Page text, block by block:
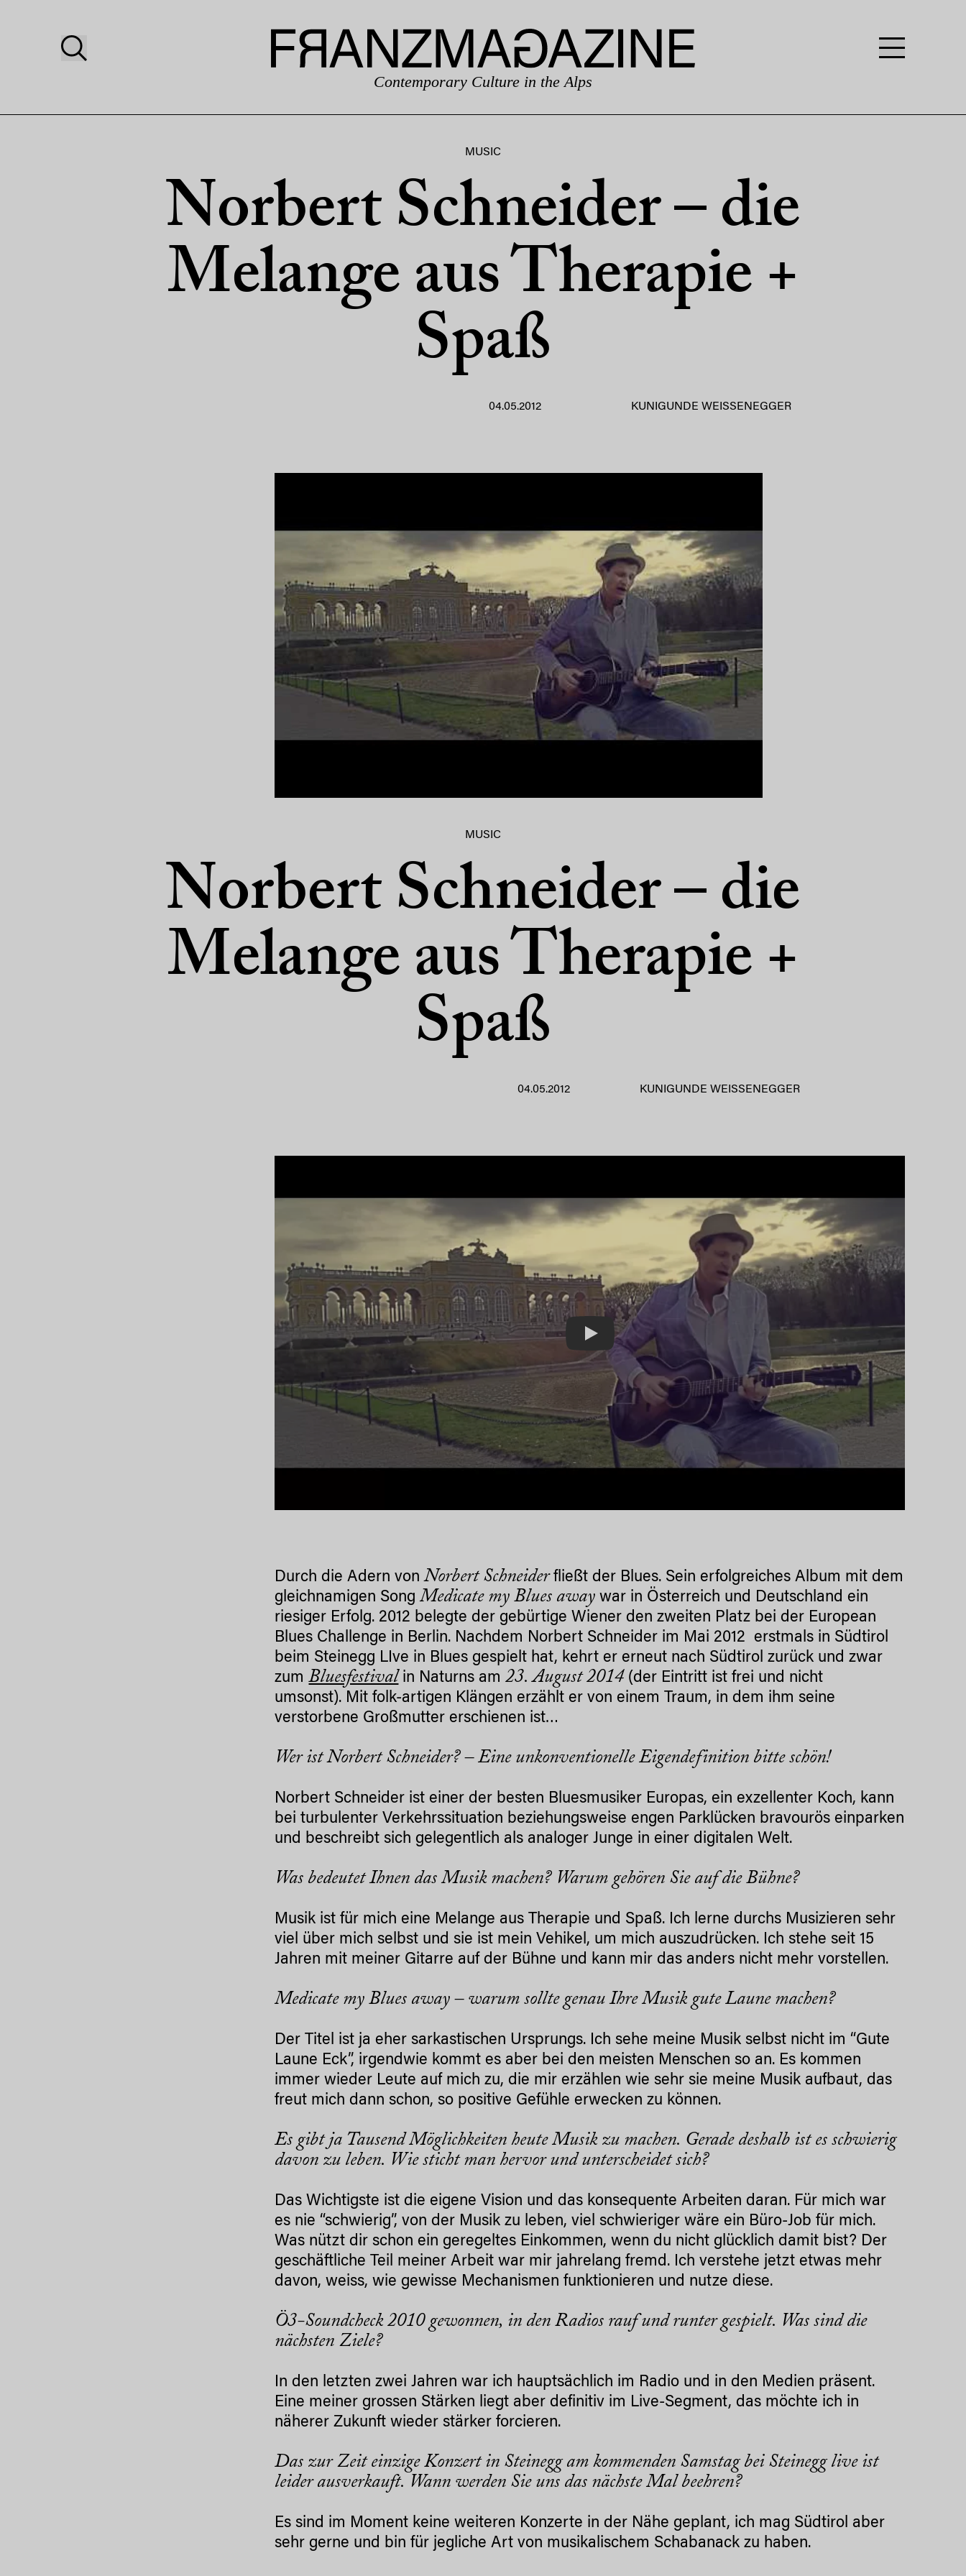
Contemporary Culture in the Alps
MUSIC
Norbert Schneider – die
Melange aus Therapie +
Spaß
04.05.2012 KUNIGUNDE WEISSENEGGER
MUSIC
Norbert Schneider – die
Melange aus Therapie +
Spaß
04.05.2012 KUNIGUNDE WEISSENEGGER
Play
Durch die Adern vonNorbert Schneiderfließt der Blues. Sein erfolgreiches Album mit dem
gleichnamigen SongMedicate my Blues away war in Österreich und Deutschland ein
riesiger Erfolg. 2012 belegte der gebürtige Wiener den zweiten Platz bei der European
Blues Challenge in Berlin. Nachdem Norbert Schneider im Mai 2012 erstmals in Südtirol
beim Steinegg LIve in Blues gespielt hat, kehrt er erneut nach Südtirol zurück und zwar
zumBluesfestival in Naturns am23. August 2014 (der Eintritt ist frei und nicht
umsonst). Mit folk-artigen Klängen erzählt er von einem Traum, in dem ihm seine
verstorbene Großmutter erschienen ist…
Wer ist Norbert Schneider? – Eine unkonventionelle Eigendefinition bitte schön!
Norbert Schneider ist einer der besten Bluesmusiker Europas, ein exzellenter Koch, kann
bei turbulenter Verkehrssituation beziehungsweise engen Parklücken bravourös einparken
und beschreibt sich gelegentlich als analoger Junge in einer digitalen Welt.
Was bedeutet Ihnen das Musik machen? Warum gehören Sie auf die Bühne?
Musik ist für mich eine Melange aus Therapie und Spaß. Ich lerne durchs Musizieren sehr
viel über mich selbst und sie ist mein Vehikel, um mich auszudrücken. Ich stehe seit 15
Jahren mit meiner Gitarre auf der Bühne und kann mir das anders nicht mehr vorstellen.
Medicate my Blues away – warum sollte genau Ihre Musik gute Laune machen?
Der Titel ist ja eher sarkastischen Ursprungs. Ich sehe meine Musik selbst nicht im “Gute
Laune Eck”, irgendwie kommt es aber bei den meisten Menschen so an. Es kommen
immer wieder Leute auf mich zu, die mir erzählen wie sehr sie meine Musik aufbaut, das
freut mich dann schon, so positive Gefühle erwecken zu können.
Es gibt ja Tausend Möglichkeiten heute Musik zu machen. Gerade deshalb ist es schwierig
davon zu leben. Wie sticht man hervor und unterscheidet sich?
Das Wichtigste ist die eigene Vision und das konsequente Arbeiten daran. Für mich war
es nie “schwierig”, von der Musik zu leben, viel schwieriger wäre ein Büro-Job für mich.
Was nützt dir schon ein geregeltes Einkommen, wenn du nicht glücklich damit bist? Der
geschäftliche Teil meiner Arbeit war mir jahrelang fremd. Ich verstehe jetzt etwas mehr
davon, weiss, wie gewisse Mechanismen funktionieren und nutze diese.
Ö3-Soundcheck 2010 gewonnen, in den Radios rauf und runter gespielt. Was sind die
nächsten Ziele?
In den letzten zwei Jahren war ich hauptsächlich im Radio und in den Medien präsent.
Eine meiner grossen Stärken liegt aber definitiv im Live-Segment, das möchte ich in
näherer Zukunft wieder stärker forcieren.
Das zur Zeit einzige Konzert in Steinegg am kommenden Samstag bei Steinegg live ist
leider ausverkauft. Wann werden Sie uns das nächste Mal beehren?
Es sind im Moment keine weiteren Konzerte in der Nähe geplant, ich mag Südtirol aber
sehr gerne und bin für jegliche Art von musikalischem Schabanack zu haben.